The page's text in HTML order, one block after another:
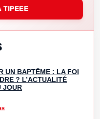
TIPEEE
UN BAPTÊME : LA FOI
? L’ACTUALITÉ
JOUR